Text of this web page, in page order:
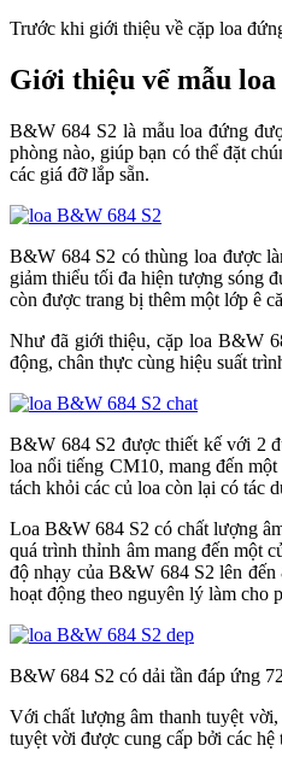
Trước khi giới thiệu về cặp loa
Giới thiệu vể mẫu
B&W 684 S2 là mẫu loa đứng
phòng nào, giúp bạn có thể đặt
các giá đỡ lắp sẵn.
B&W 684 S2 có thùng loa được
giảm thiểu tối đa hiện tượng sóng
còn được trang bị thêm một lớp ê
Như đã giới thiệu, cặp loa B&W
động, chân thực cùng hiệu suất
B&W 684 S2 được thiết kế với 2
loa nổi tiếng CM10, mang đến
tách khỏi các củ loa còn lại có tác
Loa B&W 684 S2 có chất lượng
quá trình thỉnh âm mang đến một
độ nhạy của B&W 684 S2 lên
hoạt động theo nguyên lý làm cho
B&W 684 S2 có dải tần đáp ứng
Với chất lượng âm thanh tuyệt
tuyệt vời được cung cấp bởi các